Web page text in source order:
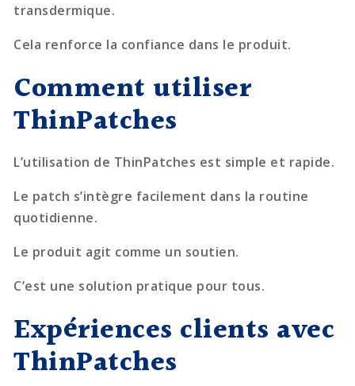
transdermique.
Cela renforce la confiance dans le produit.
Comment utiliser
ThinPatches
L’utilisation de ThinPatches est simple et rapide.
Le patch s’intègre facilement dans la routine
quotidienne.
Le produit agit comme un soutien.
C’est une solution pratique pour tous.
Expériences clients avec
ThinPatches